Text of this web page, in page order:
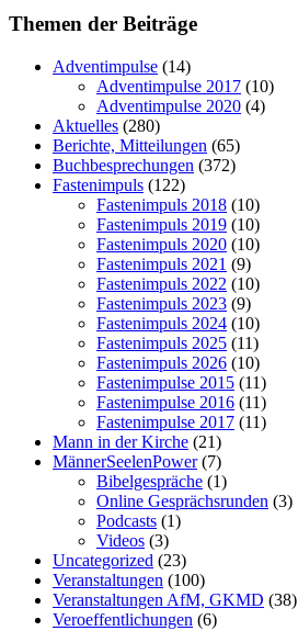
Themen der Beiträge
Adventimpulse (14)
Adventimpulse 2017 (10)
Adventimpulse 2020 (4)
Aktuelles (280)
Berichte, Mitteilungen (65)
Buchbesprechungen (372)
Fastenimpuls (122)
Fastenimpuls 2018 (10)
Fastenimpuls 2019 (10)
Fastenimpuls 2020 (10)
Fastenimpuls 2021 (9)
Fastenimpuls 2022 (10)
Fastenimpuls 2023 (9)
Fastenimpuls 2024 (10)
Fastenimpuls 2025 (11)
Fastenimpuls 2026 (10)
Fastenimpulse 2015 (11)
Fastenimpulse 2016 (11)
Fastenimpulse 2017 (11)
Mann in der Kirche (21)
MännerSeelenPower(7)
Bibelgespräche (1)
Online Gesprächsrunden (3)
Podcasts (1)
Videos (3)
Uncategorized (23)
Veranstaltungen (100)
Veranstaltungen AfM, GKMD (38)
Veroeffentlichungen (6)